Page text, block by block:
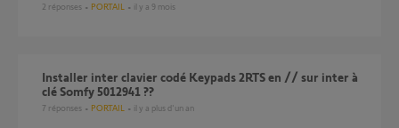
2 réponses PORTAIL il y a 9 mois
Installer inter clavier codé Keypads 2RTS en // sur inter à
clé Somfy 5012941 ??
7 réponses PORTAIL il y a plus d'un an